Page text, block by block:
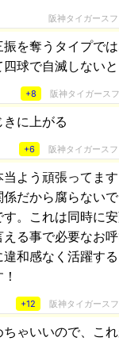
阪神タイガースフ
振を奪うタイプで
球で自滅しないと
+8 阪神タイガース
に上がる
+6 阪神タイガースフ
当よう頑張ってます
係だから腐らないで
。これは同時に
える事で必要なお
和感なく活躍す
+12 阪神タイガース
ゃいいので、こ